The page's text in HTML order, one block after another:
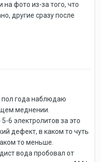
фото из-за того, что
другие сразу после
пол года наблюдаю
меднении.
6 электролитов за это
дефект, в каком то чуть
то меньше.
вода пробовал от